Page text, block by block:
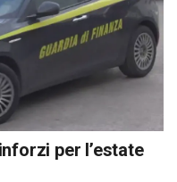
per l’estate